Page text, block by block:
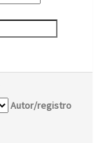
Autor/registro